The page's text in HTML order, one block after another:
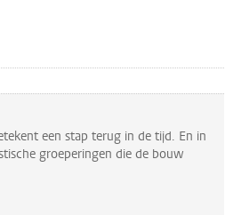
een stap terug in de tijd. En in
groeperingen die de bouw